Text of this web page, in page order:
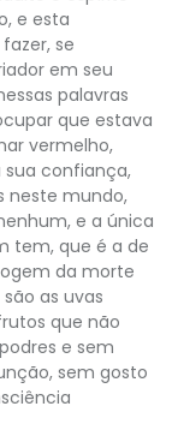
e esta
se
em seu
palavras
que estava
vermelho,
sua confiança,
neste mundo,
e a única
tem, que é a de
da morte
as uvas
que não
e sem
sem gosto